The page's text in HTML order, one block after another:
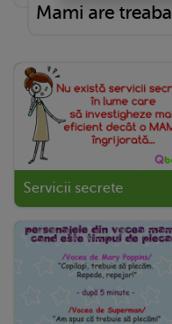
Mami are
Servicii secrete